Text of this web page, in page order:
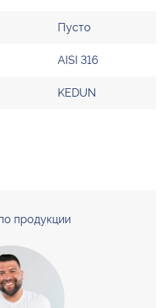
Пусто
AISI 316
KEDUN
продукции